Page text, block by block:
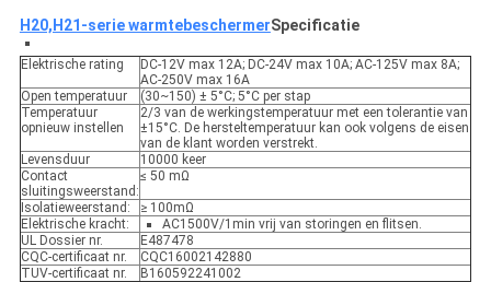
H20,H21-serie warmtebeschermerSpecificatie
Elektrische rating
DC-12V max 12A; DC-24V max 10A; AC-125V max 8A;
AC-250V max 16A
Open temperatuur
(30~150) ± 5°C; 5°C per stap
Temperatuur
opnieuw instellen
2/3 van de werkingstemperatuur met een tolerantie van
±15°C. De hersteltemperatuur kan ook volgens de eisen
van de klant worden verstrekt.
Levensduur
10000 keer
Contact
sluitingsweerstand:
≤ 50 mΩ
Isolatieweerstand:
≥ 100mΩ
Elektrische kracht:
AC1500V/1min vrij van storingen en flitsen.
UL Dossier nr.
E487478
CQC-certificaat nr.
CQC16002142880
TUV-certificaat nr.
B160592241002